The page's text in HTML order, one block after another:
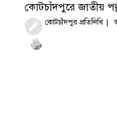
কোটচাঁদপুরে জাতীয়
কোটচাঁদপুর প্রতিনিধি